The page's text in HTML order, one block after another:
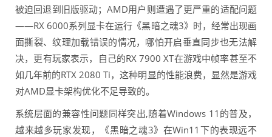
被迫回退到旧版驱动；AMD用户则遭遇了更严重的适配问题
——RX 6000系列显卡在运行《黑暗之魂3》时，经常出现画
面撕裂、纹理加载错误的情况，哪怕开启垂直同步也无法解
决，更有玩家表示，自己的RX 7900 XT在游戏中帧率甚至不
如几年前的RTX 2080 Ti，这种明显的性能浪费，显然是游戏
对AMD显卡架构优化不足导致的。
系统层面的兼容性问题同样突出,随着Windows 11的普及，
越来越多玩家发现，《黑暗之魂3》在Win11下的表现远不